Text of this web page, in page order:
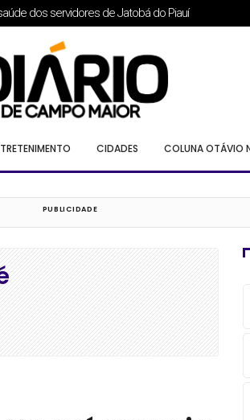
adesão de Isnara Alves
CIDADES COLUNA OTÁVIO